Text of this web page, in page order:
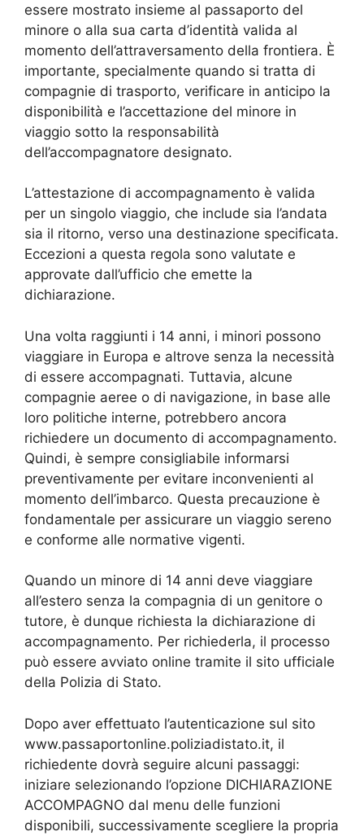
essere mostrato insieme al passaporto del
minore o alla sua carta d’identità valida al
momento dell’attraversamento della frontiera. È
importante, specialmente quando si tratta di
compagnie di trasporto, verificare in anticipo la
disponibilità e l’accettazione del minore in
viaggio sotto la responsabilità
dell’accompagnatore designato.
L’attestazione di accompagnamento è valida
per un singolo viaggio, che include sia l’andata
sia il ritorno, verso una destinazione specificata.
Eccezioni a questa regola sono valutate e
approvate dall’ufficio che emette la
dichiarazione.
Una volta raggiunti i 14 anni, i minori possono
viaggiare in Europa e altrove senza la necessità
di essere accompagnati. Tuttavia, alcune
compagnie aeree o di navigazione, in base alle
loro politiche interne, potrebbero ancora
richiedere un documento di accompagnamento.
Quindi, è sempre consigliabile informarsi
preventivamente per evitare inconvenienti al
momento dell’imbarco. Questa precauzione è
fondamentale per assicurare un viaggio sereno
e conforme alle normative vigenti.
Quando un minore di 14 anni deve viaggiare
all’estero senza la compagnia di un genitore o
tutore, è dunque richiesta la dichiarazione di
accompagnamento. Per richiederla, il processo
può essere avviato online tramite il sito ufficiale
della Polizia di Stato.
Dopo aver effettuato l’autenticazione sul sito
www.passaportonline.poliziadistato.it, il
richiedente dovrà seguire alcuni passaggi:
iniziare selezionando l’opzione DICHIARAZIONE
ACCOMPAGNO dal menu delle funzioni
disponibili, successivamente scegliere la propria